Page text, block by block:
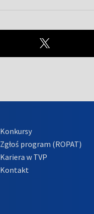
Konkursy
Zgłoś program (ROPAT)
Kariera w TVP
Kontakt